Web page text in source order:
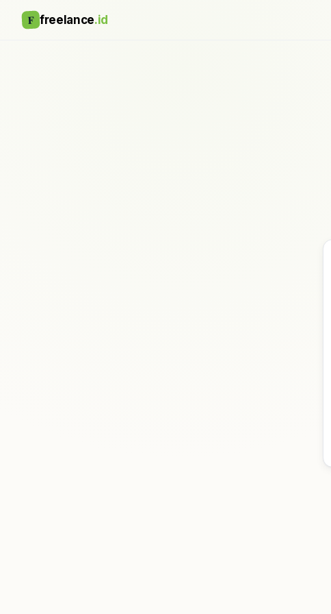
F freelance.id